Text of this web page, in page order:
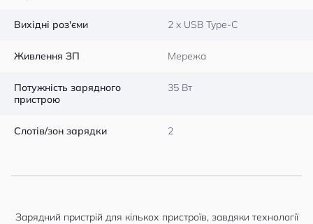
Вихідні роз'єми 2 x USB Type-C
Живлення ЗП Мережа
Потужність зарядного
пристрою
35 Вт
Слотів/зон зарядки 2
Зарядний пристрій для кількох пристроїв, завдяки технології